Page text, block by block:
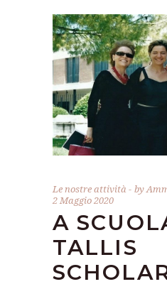
Le nostre attività by
2 Maggio 2020
A
TALLIS